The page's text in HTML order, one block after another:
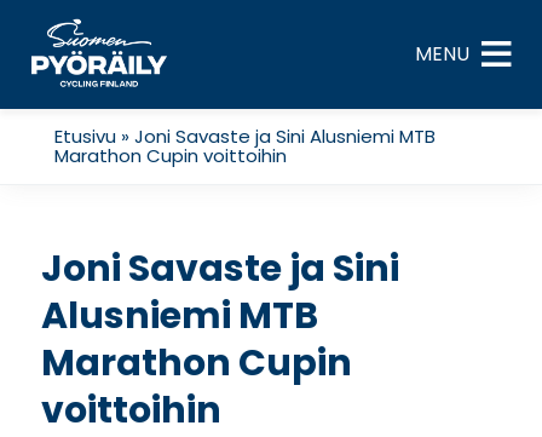
content
MENU
Etusivu»Joni Savaste ja Sini Alusniemi MTB
Marathon Cupin voittoihin
Joni Savaste ja Sini
Alusniemi MTB
Marathon Cupin
voittoihin